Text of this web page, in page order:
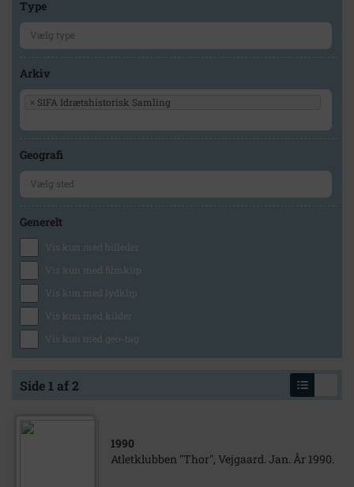
Type
Arkiv
× SIFA Idrætshistorisk Samling
Geografi
Generelt
Vis kun med billeder
Vis kun med filmklip
Vis kun med lydklip
Vis kun med kilder
Vis kun med geo-tag
Side 1 af 2
1990
Atletklubben "Thor", Vejgaard. Jan. År 1990.